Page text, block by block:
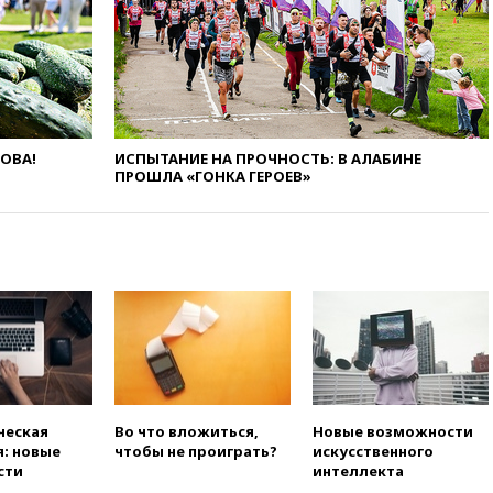
арестовали в Израиле
вчера, 23:23«Спартак»
разгромил «Оренбург» в
Кубке России
вчера, 23:00 Пост Дмитриева в
X о миграционном кризисе в
Сеуте набрал миллион
просмотров
вчера, 22:49Минпромторг:
РФ
вчера, 22:35
Семь грузовых
вагонов сошли с рельсов в
Оренбургской области
вчера, 22:22Минфин: в июле
выросли нефтегазовые
доходы российского бюджета
вчера, 22:15 Аксаков: ЦБ
ИСПЫТАНИЕ НА ПРОЧНОСТЬ: В АЛАБИНЕ
ПРОШЛА «ГОНКА ГЕРОЕВ»
новые
Во что вложиться,
чтобы не проиграть?
Новые возможности
искусственного
интеллекта